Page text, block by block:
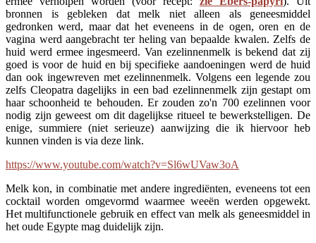
bronnen is gebleken dat melk niet alleen als geneesmiddel
gedronken werd, maar dat het eveneens in de ogen, oren en de
vagina werd aangebracht ter heling van bepaalde kwalen. Zelfs de
huid werd ermee ingesmeerd. Van ezelinnenmelk is bekend dat zij
goed is voor de huid en bij specifieke aandoeningen werd de huid
dan ook ingewreven met ezelinnenmelk. Volgens een legende zou
zelfs Cleopatra dagelijks in een bad ezelinnenmelk zijn gestapt om
haar schoonheid te behouden. Er zouden zo'n 700 ezelinnen voor
nodig zijn geweest om dit dagelijkse ritueel te bewerkstelligen. De
enige, summiere (niet serieuze) aanwijzing die ik hiervoor heb
kunnen vinden is via deze link.
https://www.youtube.com/watch?v=Sl6wUVaw3oA
Melk kon, in combinatie met andere ingrediënten, eveneens tot een
cocktail worden omgevormd waarmee weeën werden opgewekt.
Het multifunctionele gebruik en effect van melk als geneesmiddel in
het oude Egypte mag duidelijk zijn.